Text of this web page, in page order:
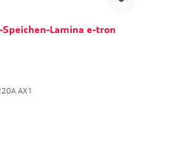
Lamina e-tron
AX1